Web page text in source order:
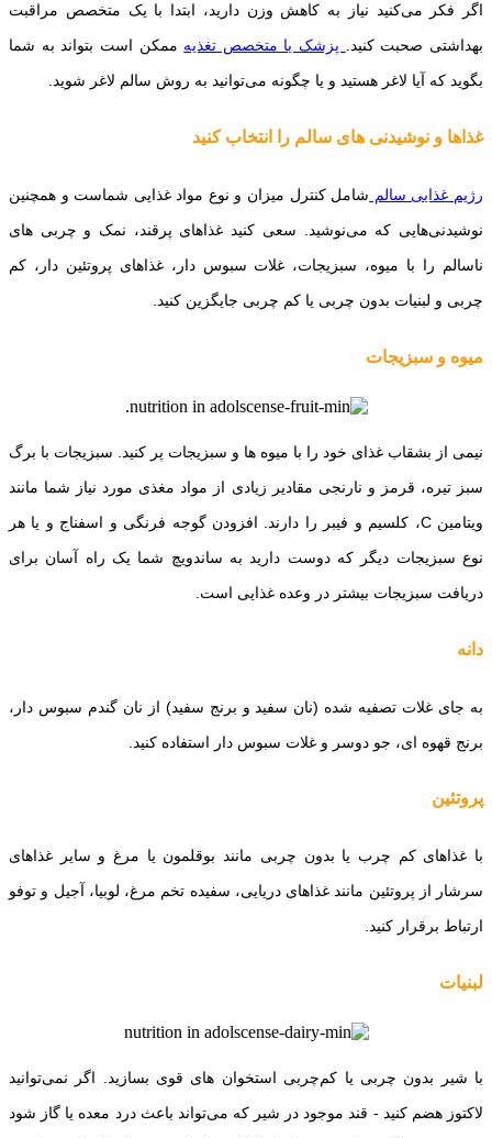
اگر فکر می‌کنید نیاز به کاهش وزن دارید، ابتدا با یک متخصص مراقبت
بهداشتی صحبت کنید.
پزشک یا متخصص تغذیه ممکن است بتواند به شما
بگوید که آیا لاغر هستید و یا چگونه می‌توانید به روش سالم لاغر شوید.
غذاها و نوشیدنی های سالم را انتخاب کنید
رژیم غذایی سالم شامل کنترل میزان و نوع مواد غذایی شماست و همچنین
نوشیدنی‌هایی که می‌نوشید. سعی کنید غذاهای پرقند، نمک و چربی های
ناسالم را با میوه، سبزیجات، غلات سبوس دار، غذاهای پروتئین دار، کم
چربی و لبنیات بدون چربی یا کم چربی جایگزین کنید.
میوه و سبزیجات
نیمی از بشقاب غذای خود را با میوه ها و سبزیجات پر کنید. سبزیجات با برگ
سبز تیره، قرمز و نارنجی مقادیر زیادی از مواد مغذی مورد نیاز شما مانند
ویتامین C، کلسیم و فیبر را دارند. افزودن گوجه فرنگی و اسفناج و یا هر
نوع سبزیجات دیگر که دوست دارید به ساندویچ شما یک راه آسان برای
دریافت سبزیجات بیشتر در وعده غذایی است.
دانه
به جای غلات تصفیه شده (نان سفید و برنج سفید) از نان گندم سبوس دار،
برنج قهوه ای، جو دوسر و غلات سبوس دار استفاده کنید.
پروتئین
با غذاهای کم چرب یا بدون چربی مانند بوقلمون یا مرغ و سایر غذاهای
سرشار از پروتئین مانند غذاهای دریایی، سفیده تخم مرغ، لوبیا، آجیل و توفو
ارتباط برقرار کنید.
لبنیات
با شیر بدون چربی یا کم‌چربی استخوان های قوی بسازید. اگر نمی‌توانید
لاکتوز هضم کنید - قند موجود در شیر که می‌تواند باعث درد معده یا گاز شود